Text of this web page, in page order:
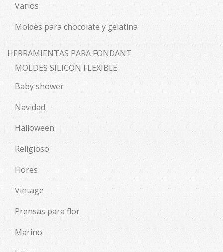
Varios
Moldes para chocolate y gelatina
HERRAMIENTAS PARA FONDANT
MOLDES SILICÓN FLEXIBLE
Baby shower
Navidad
Halloween
Religioso
Flores
Vintage
Prensas para flor
Marino